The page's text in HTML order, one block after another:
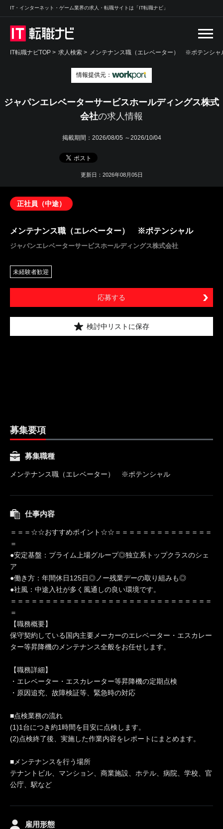
IT・インターネット・ゲーム業界の求人・転職サイトは「IT転職ナビ」
IT転職ナビTOP > 求人検索 > メンテナンス職（エレベーター） ※ポテンシャ
情報提供元：
ジャパンエレベーターサービスホールディングス株式
会社の求人情報
掲載期間： 2026/08/05 ～2026/10/04
更新日：2026年08月05日
正社員（中途）
メンテナンス職（エレベーター） ※ポテンシャル
ジャパンエレベーターサービスホールディングス株式会社
未経験者歓迎
応募する
検討中リストに保存
募集要項
募集職種
メンテナンス職（エレベーター） ※ポテンシャル
仕事内容
＝＝＝☆☆おすすめポイント☆☆＝＝＝＝＝＝＝＝＝＝＝＝＝＝
＝
●安定基盤：プライム上場グループ◎独立系トップクラスのシェ
ア
●働き方：年間休日125日◎ノー残業デーの取り組みも◎
●社風：中途入社が多く風通しの良い環境です。
＝＝＝＝＝＝＝＝＝＝＝＝＝＝＝＝＝＝＝＝＝＝＝＝＝＝＝＝＝
＝
【職務概要】
保守契約している国内主要メーカーのエレベーター・エスカレー
ター等昇降機のメンテナンス全般をお任せします。
【職務詳細】
・エレベーター・エスカレーター等昇降機の定期点検
・原因追究、故障検証等、緊急時の対応
■点検業務の流れ
(1)1台につき約1時間を目安に点検します。
(2)点検終了後、実施した作業内容をレポートにまとめます。
■メンテナンスを行う場所
テナントビル、マンション、商業施設、ホテル、病院、学校、官
公庁、駅など
雇用形態